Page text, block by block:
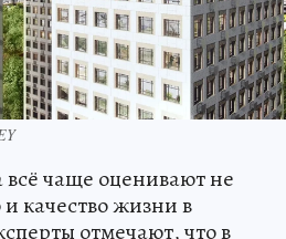
чаще оценивают не
качество жизни в
отмечают, что в